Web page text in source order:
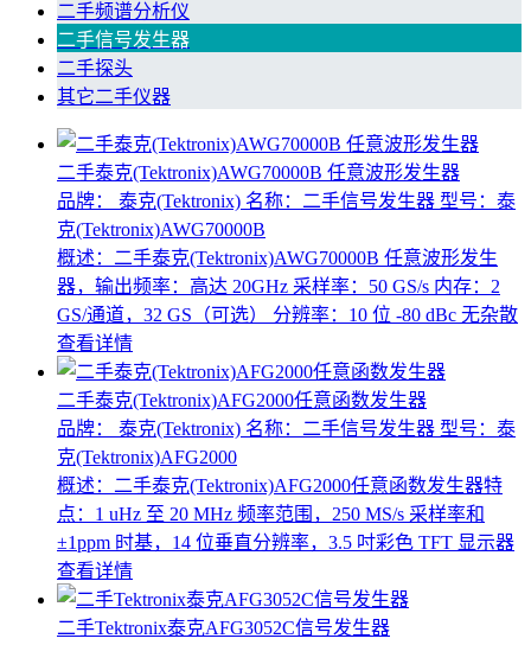
二手频谱分析仪
二手信号发生器
二手探头
其它二手仪器
二手泰克(Tektronix)AWG70000B 任意波形发生器
品牌： 泰克(Tektronix) 名称：二手信号发生器 型号：泰
克(Tektronix)AWG70000B
概述：二手泰克(Tektronix)AWG70000B 任意波形发生
器，输出频率：高达 20GHz 采样率：50 GS/s 内存：2
GS/通道，32 GS（可选） 分辨率：10 位 -80 dBc 无杂散
查看详情
二手泰克(Tektronix)AFG2000任意函数发生器
品牌： 泰克(Tektronix) 名称：二手信号发生器 型号：泰
克(Tektronix)AFG2000
概述：二手泰克(Tektronix)AFG2000任意函数发生器特
点：1 uHz 至 20 MHz 频率范围，250 MS/s 采样率和
±1ppm 时基，14 位垂直分辨率，3.5 吋彩色 TFT 显示器
查看详情
二手Tektronix泰克AFG3052C信号发生器